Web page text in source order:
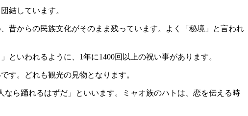
結しています。
昔からの民族文化がそのまま残っています。よく「秘境」と言われ
いわれるように、1年に1400回以上の祝い事があります。
す。どれも観光の見物となります。
ら踊れるはずだ」といいます。ミャオ族のハトは、恋を伝える時